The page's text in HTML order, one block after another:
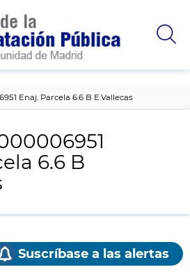
Enaj. Parcela 6.6 B E.Vallecas
6.6 B
Suscríbase a las alertas